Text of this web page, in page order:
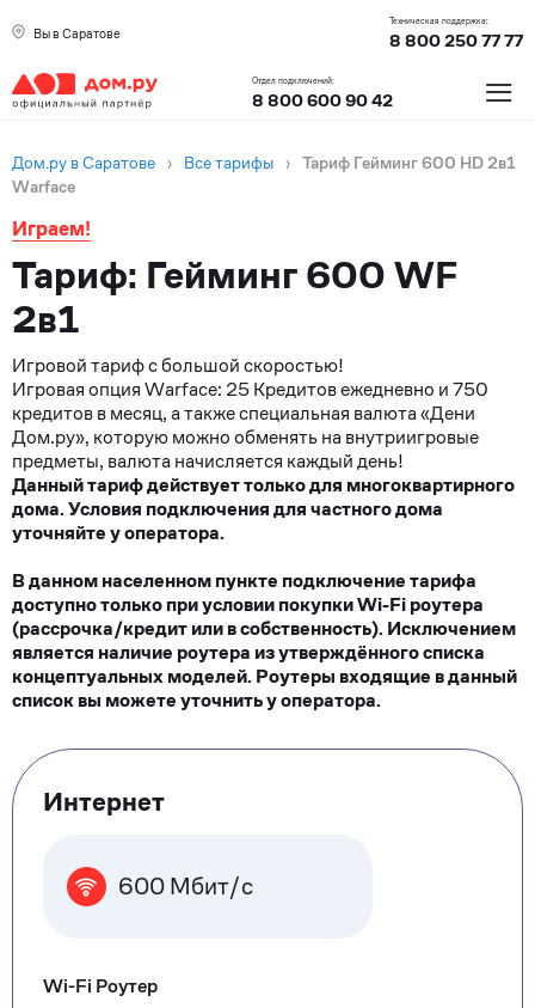
Вы в Саратове
Техническая поддержка:
8 800 250 77 77
Отдел подключений:
8 800 600 90 42 ≡
Дом.ру в Саратове › Все тарифы › Тариф Гейминг 600 HD 2в1
Warface
Играем!
Тариф: Гейминг 600 WF
2в1
Игровой тариф с большой скоростью!
Игровая опция Warface: 25 Кредитов ежедневно и 750
кредитов в месяц, а также специальная валюта «Дени
Дом.ру», которую можно обменять на внутриигровые
предметы, валюта начисляется каждый день!
Данный тариф действует только для многоквартирного
дома. Условия подключения для частного дома
уточняйте у оператора.
В данном населенном пункте подключение тарифа
доступно только при условии покупки Wi-Fi роутера
(рассрочка/кредит или в собственность). Исключением
является наличие роутера из утверждённого списка
концептуальных моделей. Роутеры входящие в данный
список вы можете уточнить у оператора.
Тарифные
опции
Интернет
600 Мбит/с
Wi-Fi Роутер